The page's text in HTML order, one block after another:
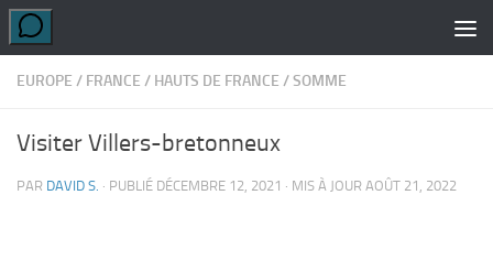
Skip to content
EUROPE / FRANCE / HAUTS DE FRANCE /SOMME
Visiter Villers-bretonneux
PAR DAVID S. · PUBLIÉ DÉCEMBRE 12, 2021 · MIS À JOUR AOÛT 21, 2022